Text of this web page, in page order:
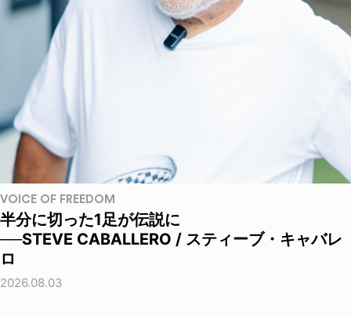
VOICE OF FREEDOM
半分に切った1足が伝説に
──STEVE CABALLERO / スティーブ・キャバレ
ロ
2026.08.03